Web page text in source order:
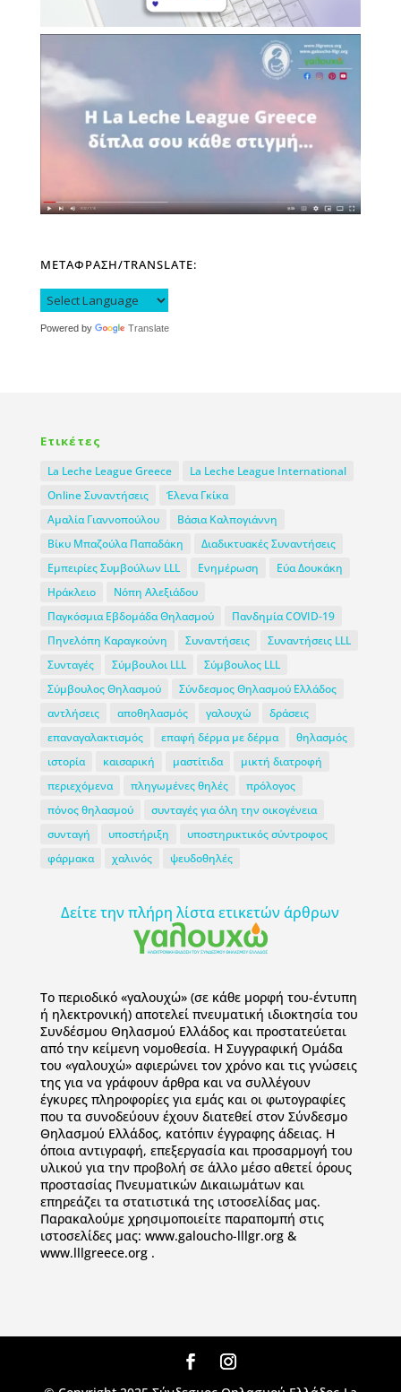
ΜΕΤΑΦΡΑΣΗ/TRANSLATE:
Powered by Translate
Ετικέτες
La Leche League Greece
La Leche League International
Online Συναντήσεις
Έλενα Γκίκα
Αμαλία Γιαννοπούλου
Βάσια Καλπογιάννη
Βίκυ Μπαζούλα Παπαδάκη
Διαδικτυακές Συναντήσεις
Εμπειρίες Συμβούλων LLL
Ενημέρωση
Εύα Δουκάκη
Ηράκλειο
Νόπη Αλεξιάδου
Παγκόσμια Εβδομάδα Θηλασμού
Πανδημία COVID-19
Πηνελόπη Καραγκούνη
Συναντήσεις
Συναντήσεις LLL
Συνταγές
Σύμβουλοι LLL
Σύμβουλος LLL
Σύμβουλος Θηλασμού
Σύνδεσμος Θηλασμού Ελλάδος
αντλήσεις
αποθηλασμός γαλουχώ
δράσεις
επαναγαλακτισμός
επαφή δέρμα με δέρμα
θηλασμός
ιστορία
καισαρική μαστίτιδα
μικτή διατροφή
περιεχόμενα
πληγωμένες θηλές
πρόλογος
πόνος θηλασμού
συνταγές για όλη την οικογένεια
συνταγή
υποστήριξη
υποστηρικτικός σύντροφος
φάρμακα
χαλινός ψευδοθηλές
Δείτε την πλήρη λίστα ετικετών άρθρων
To περιοδικό «γαλουχώ» (σε κάθε μορφή του-έντυπη
ή ηλεκτρονική) αποτελεί πνευματική ιδιοκτησία του
Συνδέσμου Θηλασμού Ελλάδος και προστατεύεται
από την κείμενη νομοθεσία. Η Συγγραφική Ομάδα
του «γαλουχώ» αφιερώνει τον χρόνο και τις γνώσεις
της για να γράφουν άρθρα και να συλλέγουν
έγκυρες πληροφορίες για εμάς και οι φωτογραφίες
που τα συνοδεύουν έχουν διατεθεί στον Σύνδεσμο
Θηλασμού Ελλάδος, κατόπιν έγγραφης άδειας. Η
όποια αντιγραφή, επεξεργασία και προσαρμογή του
υλικού για την προβολή σε άλλο μέσο αθετεί όρους
προστασίας Πνευματικών Δικαιωμάτων και
επηρεάζει τα στατιστικά της ιστοσελίδας μας.
Παρακαλούμε χρησιμοποιείτε παραπομπή στις
ιστοσελίδες μας: www.galoucho-lllgr.org &
www.lllgreece.org .